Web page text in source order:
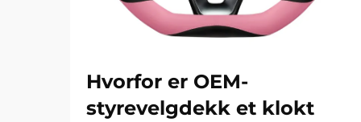
Hvorfor er OEM-
styrevelgdekk et klokt